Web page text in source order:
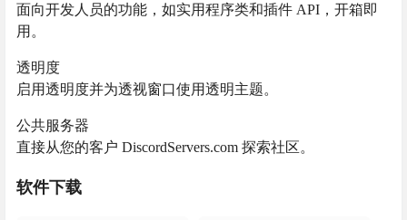
面向开发人员的功能，如实用程序类和插件 API，开箱即
用。
透明度
启用透明度并为透视窗口使用透明主题。
公共服务器
直接从您的客户 DiscordServers.com 探索社区。
软件下载